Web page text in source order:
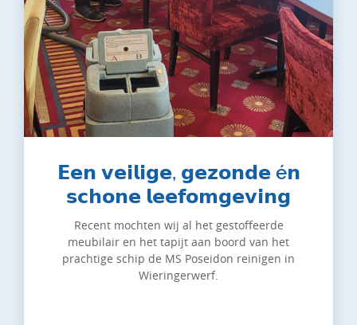
𝗘𝗲𝗻 𝘃𝗲𝗶𝗹𝗶𝗴𝗲, 𝗴𝗲𝘇𝗼𝗻𝗱𝗲 é𝗻
𝘀𝗰𝗵𝗼𝗻𝗲 𝗹𝗲𝗲𝗳𝗼𝗺𝗴𝗲𝘃𝗶𝗻𝗴
Recent mochten wij al het gestoffeerde
meubilair en het tapijt aan boord van het
prachtige schip de MS Poseidon reinigen in
Wieringerwerf.